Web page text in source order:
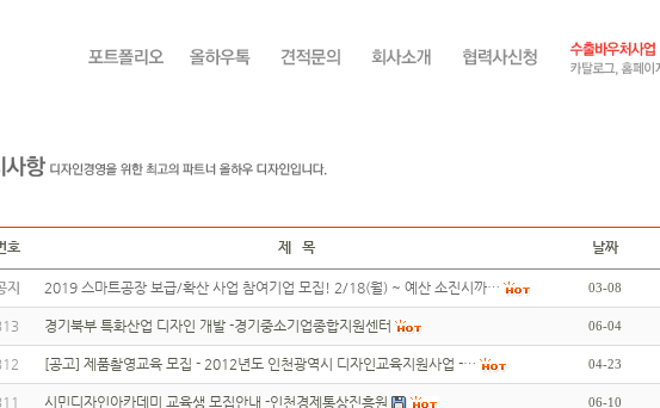
호
제 목 날짜
지 2019 스마트공장 보급/확산 사업 참여기업 모집! 2/18(월) ~ 예산 소진시까… 03-08
경기북부 특화산업 디자인 개발 -경기중소기업종합지원센터 06-04
[공고] 제품촬영교육 모집 - 2012년도 인천광역시 디자인교육지원사업 -… 04-23
시민디자인아카데미 교육생 모집안내 -인천경제통상진흥원 06-10